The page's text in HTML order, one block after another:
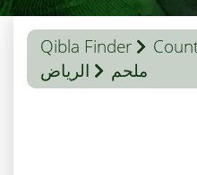
Qibla Finder
الرياض
ملحم